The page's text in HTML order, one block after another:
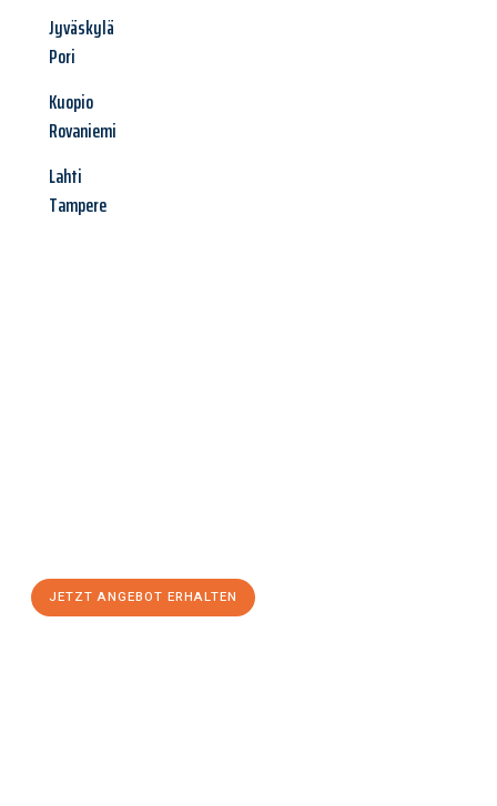
Jyväskylä
Pori
Kuopio
Rovaniemi
Lahti
Tampere
JETZT ANGEBOT ERHALTEN